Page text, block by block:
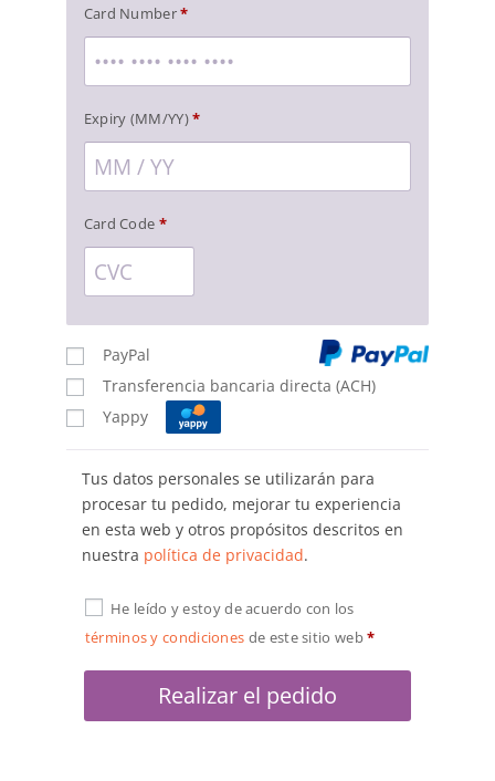
Card Number*
Expiry (MM/YY)*
Card Code *
PayPal
Transferencia bancaria directa (ACH)
Yappy
Tus datos personales se utilizarán para
procesar tu pedido, mejorar tu experiencia
en esta web y otros propósitos descritos en
nuestra política de privacidad.
He leído y estoy de acuerdo con los
términos y condiciones de este sitio web*
Realizar el pedido